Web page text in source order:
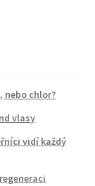
nebo chlor?
vlasy
vidí každý